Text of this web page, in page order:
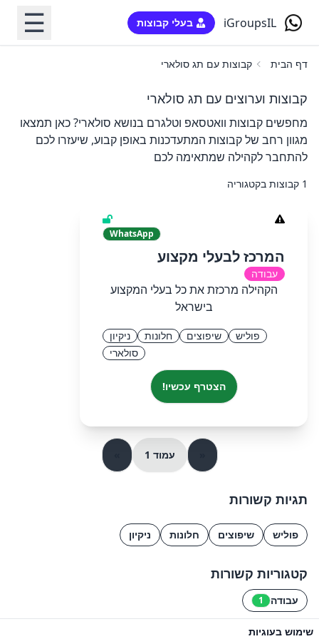
iGroupsIL בעלי קבוצות ☰
דף הבית קבוצות עם תג סולארי
קבוצות וערוצים עם תג סולארי
מחפשים קבוצות וואטסאפ וטלגרם בנושא סולארי? כאן תמצאו
מגוון רחב של קבוצות המתעדכנות באופן קבוע, שיעזרו לכם
להתחבר לקהילה שמתאימה לכם
1 קבוצות בקטגוריה
WhatsApp
המרכז לבעלי מקצוע
עבודה
הקהילה מרכזת את כל בעלי המקצוע
בישראל
פוליש שיפוצים חלונות
ניקיון
סולארי
הצטרף עכשיו!
עמוד 1
תגיות קשורות
פוליש שיפוצים חלונות ניקיון
קטגוריות קשורות
עבודה 1
שימוש בעוגיות